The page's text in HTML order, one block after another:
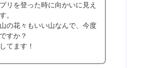
リを登った時に向かいに見え
。
の花々もいい山なんで、今度
すか？
てます！